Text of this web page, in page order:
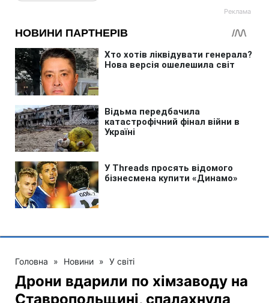
Головна » Новини » У світі
Дрони вдарили по хімзаводу на
Ставропольщині, спалахнула